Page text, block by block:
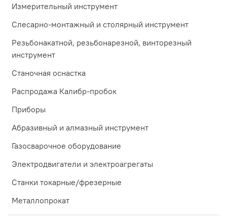
Измерительный инструмент
Слесарно-монтажный и столярный инструмент
Резьбонакатной, резьбонарезной, винторезный
инструмент
Станочная оснастка
Распродажа Калибр-пробок
Приборы
Абразивный и алмазный инструмент
Газосварочное оборудование
Электродвигатели и электроагрегаты
Станки токарные/фрезерные
Металлопрокат